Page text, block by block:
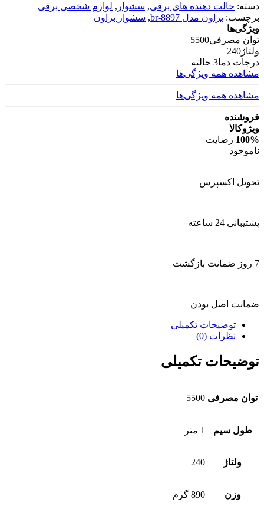
دسته: حالت دهنده های برقی, سشوار , لوازم شخصی برقی
برچسب: براون مدل br-8897 , سشوار براون
ویژگی‌ها
توان مصرفی5500
ولتاژ240
درجات دما3 حالته
مشاهده همه ویژگی‌ها
مشاهده همه ویژگی‌ها
فروشنده
ویژوکالا
100% رضایت
ناموجود
تحویل اکسپرس
پشتیبانی 24 ساعته
7 روز ضمانت بازگشت
ضمانت اصل بودن
توضیحات تکمیلی
نظرات (0)
توضیحات تکمیلی
توان مصرفی 5500
طول سیم 1 متر
ولتاژ 240
وزن 890 گرم